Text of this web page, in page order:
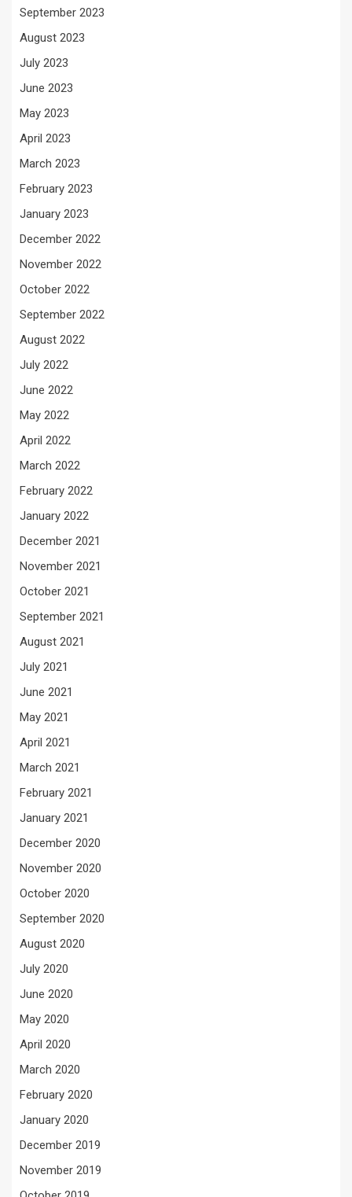
September 2023
August 2023
July 2023
June 2023
May 2023
April 2023
March 2023
February 2023
January 2023
December 2022
November 2022
October 2022
September 2022
August 2022
July 2022
June 2022
May 2022
April 2022
March 2022
February 2022
January 2022
December 2021
November 2021
October 2021
September 2021
August 2021
July 2021
June 2021
May 2021
April 2021
March 2021
February 2021
January 2021
December 2020
November 2020
October 2020
September 2020
August 2020
July 2020
June 2020
May 2020
April 2020
March 2020
February 2020
January 2020
December 2019
November 2019